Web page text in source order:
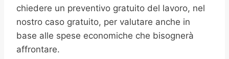
chiedere un preventivo gratuito del lavoro, nel
nostro caso gratuito, per valutare anche in
base alle spese economiche che bisognerà
affrontare.